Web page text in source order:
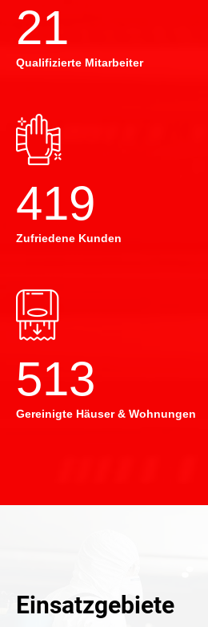
22
Qualifizierte Mitarbeiter
420
Zufriedene Kunden
514
Gereinigte Häuser & Wohnungen
Einsatzgebiete